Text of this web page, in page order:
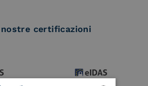
nostre certificazioni